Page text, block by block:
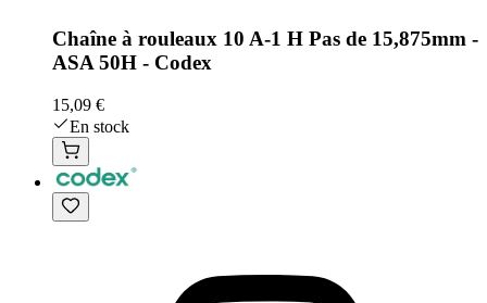
Chaîne à rouleaux 10 A-1 H Pas de 15,875mm -
ASA 50H - Codex
15,09 €
En stock